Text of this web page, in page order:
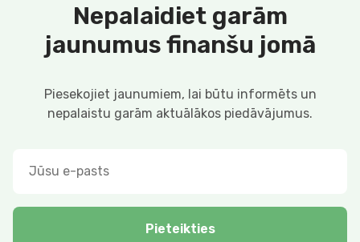
Nepalaidiet garām
jaunumus finanšu jomā
Piesekojiet jaunumiem, lai būtu informēts un
nepalaistu garām aktuālākos piedāvājumus.
Pieteikties